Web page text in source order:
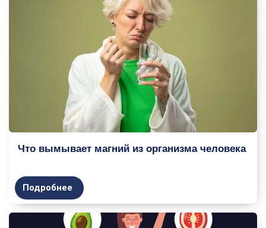
Что вымывает магний из организма человека
Подробнее